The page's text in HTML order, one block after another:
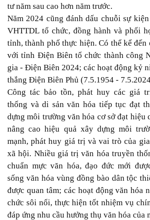
tư năm sau cao hơn năm trước.
Năm 2024 cũng đánh dấu chuỗi sự
VHTTDL tổ chức, đồng hành và phối
tỉnh, thành phố thực hiện. Có thể kể đến
với tỉnh Điện Biên tổ chức thành công
gia - Điện Biên 2024; các hoạt động kỷ
thắng Điện Biên Phủ (7.5.1954 -
Công tác bảo tồn, phát huy các giá
thống và di sản văn hóa tiếp tục đạt
dựng môi trường văn hóa cơ sở đạt hiệu
nâng cao hiệu quả xây dựng môi
mạnh, phát huy giá trị và vai trò của
xã hội. Nhiều giá trị văn hóa truyền
chuẩn mực văn hóa, đạo đức mới
sống văn hóa vùng đồng bào dân tộc
được quan tâm; các hoạt động văn hóa
chức sôi nổi, thực hiện tốt nhiệm vụ
đáp ứng nhu cầu hưởng thụ văn hóa của